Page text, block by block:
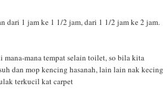
dari 1 jam ke 1 1/2 jam, dari 1 1/2 jam ke 2 jam.
mana-mana tempat selain toilet, so bila kita
dan mop kencing hasanah, lain lain nak kecing
terkucil kat carpet